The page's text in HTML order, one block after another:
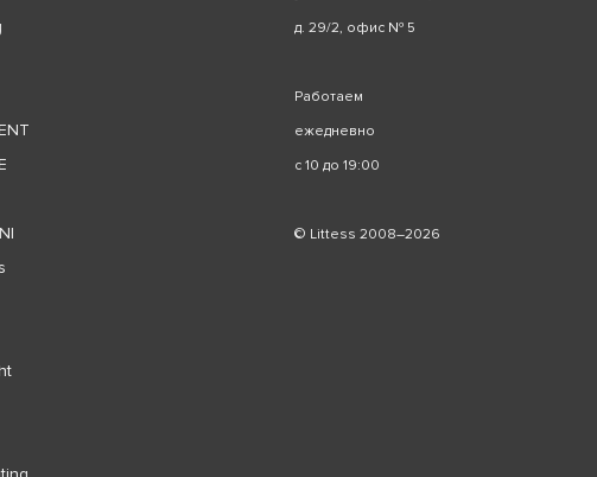
д. 29/2, офис № 5
Работаем
ежедневно
с 10 до 19:00
© Littess 2008–2026